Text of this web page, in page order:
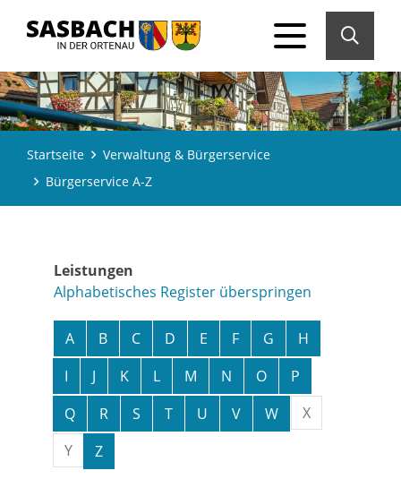
Startseite
Verwaltung & Bürgerservice
Bürgerservice A-Z
Leistungen
Alphabetisches Register überspringen
A B C D E F G
H
I
J K L M N O
P
Q
R S T U V W
X
Y
Z